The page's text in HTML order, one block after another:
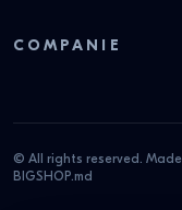
COMPANIE
© All rights reserved. Made
BIGSHOP.md